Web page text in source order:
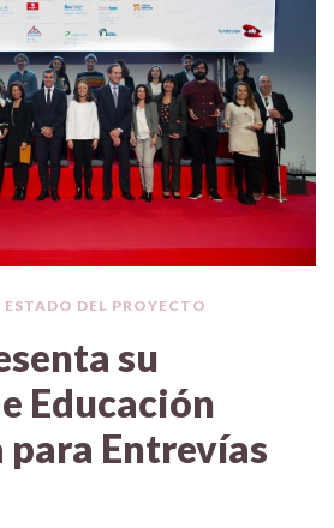
ESTADO DEL PROYECTO
su
Educación
para Entrevías